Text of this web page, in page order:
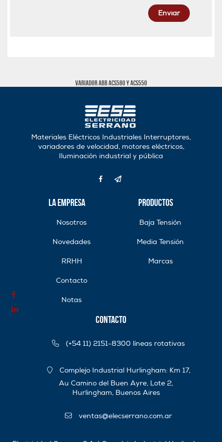
Enviar
Variador ABB ACS580 Y ACS550
Materiales Eléctricos Industriales Interruptores,
variadores de velocidad, motores eléctricos,
Iluminación industrial y pública
La Empresa
Nosotros
Novedades
RRHH
Contacto
Notas
Productos
Baja Tensión
Media Tensión
Marcas
Contacto
(+54 11) 2151-8300 líneas rotativas
Complejo Industrial Hurlingham: Km 17,
Au Camino del Buen Ayre, Lote 2,
Hurlingham, Buenos Aires
ventas@elecserrano.com.ar